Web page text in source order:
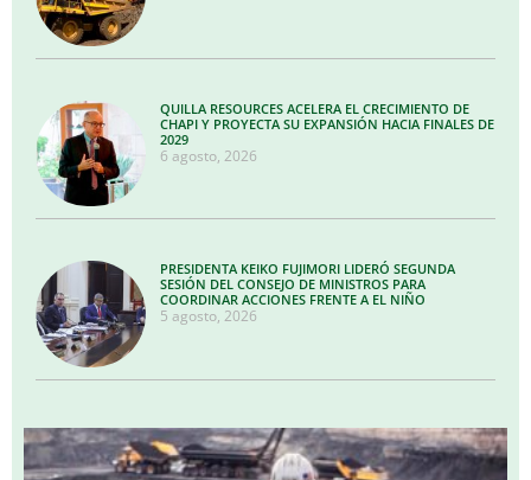
QUILLA RESOURCES ACELERA EL CRECIMIENTO DE
CHAPI Y PROYECTA SU EXPANSIÓN HACIA FINALES DE
2029
6 agosto, 2026
PRESIDENTA KEIKO FUJIMORI LIDERÓ SEGUNDA
SESIÓN DEL CONSEJO DE MINISTROS PARA
COORDINAR ACCIONES FRENTE A EL NIÑO
5 agosto, 2026